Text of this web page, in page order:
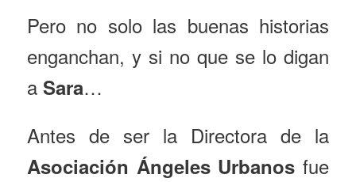
Pero no solo las buenas historias
enganchan, y si no que se lo digan
aSara…
Antes de ser la Directora de la
Asociación Ángeles Urbanos fue